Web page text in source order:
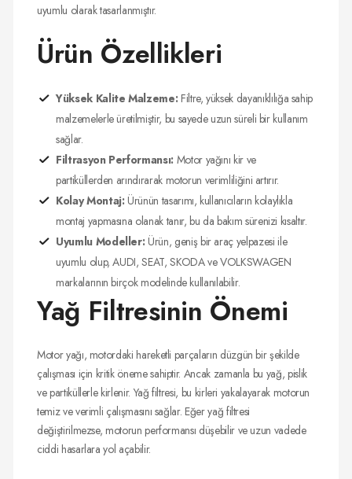
uyumlu olarak tasarlanmıştır.
Ürün Özellikleri
Yüksek Kalite Malzeme: Filtre, yüksek dayanıklılığa sahip
malzemelerle üretilmiştir, bu sayede uzun süreli bir kullanım
sağlar.
Filtrasyon Performansı: Motor yağını kir ve
partiküllerden arındırarak motorun verimliliğini artırır.
Kolay Montaj: Ürünün tasarımı, kullanıcıların kolaylıkla
montaj yapmasına olanak tanır, bu da bakım sürenizi kısaltır.
Uyumlu Modeller: Ürün, geniş bir araç yelpazesi ile
uyumlu olup, AUDI, SEAT, SKODA ve VOLKSWAGEN
markalarının birçok modelinde kullanılabilir.
Yağ Filtresinin Önemi
Motor yağı, motordaki hareketli parçaların düzgün bir şekilde
çalışması için kritik öneme sahiptir. Ancak zamanla bu yağ, pislik
ve partiküllerle kirlenir. Yağ filtresi, bu kirleri yakalayarak motorun
temiz ve verimli çalışmasını sağlar. Eğer yağ filtresi
değiştirilmezse, motorun performansı düşebilir ve uzun vadede
ciddi hasarlara yol açabilir.